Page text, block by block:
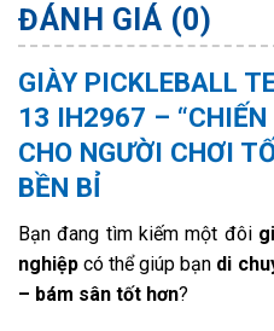
ĐÁNH GIÁ (0)
GIÀY PICKLEBALL
13 IH2967 –
CHO NGƯỜI CHƠI
BỀN BỈ
Bạn đang tìm kiếm một đôi
nghiệp có thể giúp bạn di
– bám sân tốt hơn?